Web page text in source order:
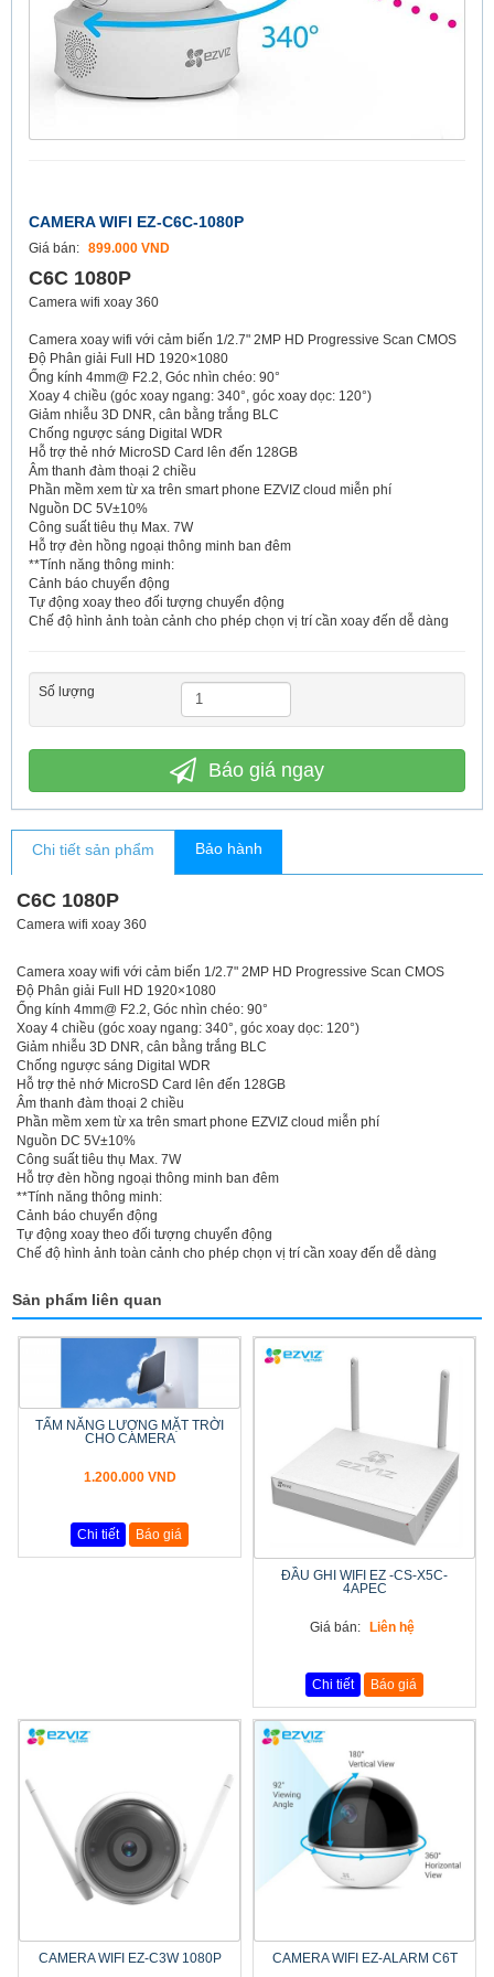
CAMERA WIFI EZ-C6C-1080P
Giá bán: 899.000 VND
C6C 1080P
Camera wifi xoay 360
Camera xoay wifi với cảm biến 1/2.7" 2MP HD Progressive Scan CMOS
Độ Phân giải Full HD 1920×1080
Ống kính 4mm@ F2.2, Góc nhìn chéo: 90°
Xoay 4 chiều (góc xoay ngang: 340°, góc xoay dọc: 120°)
Giảm nhiễu 3D DNR, cân bằng trắng BLC
Chống ngược sáng Digital WDR
Hỗ trợ thẻ nhớ MicroSD Card lên đến 128GB
Âm thanh đàm thoại 2 chiều
Phần mềm xem từ xa trên smart phone EZVIZ cloud miễn phí
Nguồn DC 5V±10%
Công suất tiêu thụ Max. 7W
Hỗ trợ đèn hồng ngoại thông minh ban đêm
**Tính năng thông minh:
Cảnh báo chuyển động
Tự động xoay theo đối tượng chuyển động
Chế độ hình ảnh toàn cảnh cho phép chọn vị trí cần xoay đến dễ dàng
Số lượng
Báo giá ngay
Chi tiết sản phẩm Bảo hành
C6C 1080P
Camera wifi xoay 360
Camera xoay wifi với cảm biến 1/2.7" 2MP HD Progressive Scan CMOS
Độ Phân giải Full HD 1920×1080
Ống kính 4mm@ F2.2, Góc nhìn chéo: 90°
Xoay 4 chiều (góc xoay ngang: 340°, góc xoay dọc: 120°)
Giảm nhiễu 3D DNR, cân bằng trắng BLC
Chống ngược sáng Digital WDR
Hỗ trợ thẻ nhớ MicroSD Card lên đến 128GB
Âm thanh đàm thoại 2 chiều
Phần mềm xem từ xa trên smart phone EZVIZ cloud miễn phí
Nguồn DC 5V±10%
Công suất tiêu thụ Max. 7W
Hỗ trợ đèn hồng ngoại thông minh ban đêm
**Tính năng thông minh:
Cảnh báo chuyển động
Tự động xoay theo đối tượng chuyển động
Chế độ hình ảnh toàn cảnh cho phép chọn vị trí cần xoay đến dễ dàng
Sản phẩm liên quan
TẤM NĂNG LƯỢNG MẶT TRỜI
CHO CAMERA
1.200.000 VND
Chi tiết Báo giá
ĐẦU GHI WIFI EZ -CS-X5C-
4APEC
Giá bán: Liên hệ
Chi tiết Báo giá
CAMERA WIFI EZ-C3W 1080P CAMERA WIFI EZ-ALARM C6T